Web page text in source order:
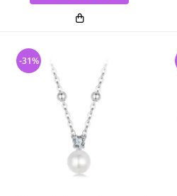
-31%